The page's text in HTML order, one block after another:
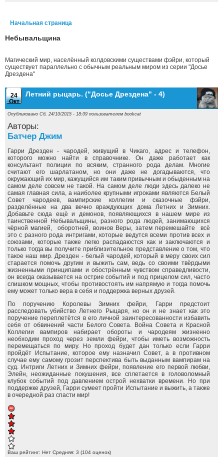
Начальная страница
Небывальщина
Магический мир, населённый колдовскими существами фэйри, который
существует параллельно с обычным реальным миром из серии "Досье
Дрездена"
24
Окт
Летний рыцарь. ("Досье Дрездена" - 4)
Опубликовано Сб, 24/10/2015 - 18:09 пользователем bookcat
Авторы:
Батчер Джим
Гарри Дрезден - чародей, живущий в Чикаго, адрес и телефон,
которого можно найти в справочнике. Он даже работает как
консультант полиции по всяким, странного рода делам. Многие
считают его шарлатаном, но они даже не догадываются, что
окружающий их мир, кажущийся им таким привычным и обыденным на
самом деле совсем не такой. На самом деле люди здесь далеко не
самая главная сила, а наиболее крупными игроками являются Белый
Совет чародеев, вампирские коллегии и сказочные фэйри,
разделённые на два вечно враждующих дома Летних и Зимних.
Добавьте сюда ещё и демонов, появляющихся в нашем мире из
таинственной Небывальщины, разного рода людей, занимающихся
чёрной магией, оборотней, воинов Веры, затем перемешайте всё
это с разного рода интригами, которые ведутся всеми против всех и
союзами, которые также легко распадаюстся как и заключаются и
только тогда вы получите приблизительное представление о том, что
такое наш мир. Дрезден - белый чародей, который в меру своих сил
старается помочь другим и выжить сам, ведь со своими твёрдыми
жизненными принципами и обострённым чувством справедливости,
он всегда оказывается на острие событий и под прицелом сил, часто
слишком мощных, чтобы противостоять им напрямую и тогда помочь
ему может только вера в себя и поддержка верных друзей.
По поручению Королевы Зимних фейри, Гарри предстоит
расследовать убийство Летнего Рыцаря, но он и не знает как это
поручение переплетётся в его личной заинтересованности избавить
себя от обвинений части Белого Совета. Война Совета и Красной
Коллегии вампиров набирает обороты и чародеям жизненно
необходим проход через земли фейри, чтобы иметь возможность
перемещаться по миру. Но проход будет дан только если Гарри
пройдёт Испытание, которое ему назначил Совет, а в противном
случае ему самому грозит перспектива быть выданным вампирам на
суд. Интриги Летних и Зимних фейри, появление его первой любви,
Элейн, неожиданные покушения, все сплетается в головоломный
клубок событий под давлением острой нехватки времени. Но при
поддержке друзей, Гарри сумеет пройти Испытание и выжить, а также
в очередной раз спасти мир!
Ваш рейтинг: Нет Средняя: 3 (104 оценок)